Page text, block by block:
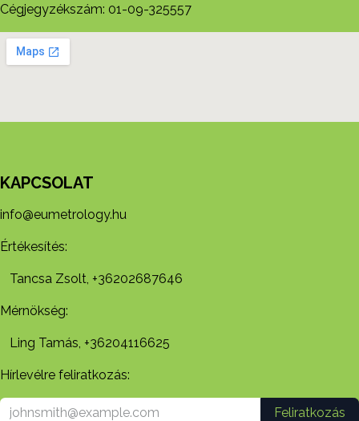
Cégjegyzékszám: 01-09-325557
KAPCSOLAT
info@eumetrology.hu
Értékesítés:
Tancsa Zsolt, +36202687646
Mérnökség:
Ling Tamás, +36204116625
Hírlevélre feliratkozás:
Feliratkozás